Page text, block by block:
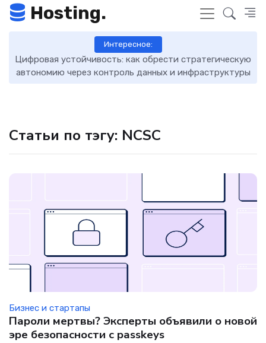
Hosting.
Интересное:
Цифровая устойчивость: как обрести стратегическую
автономию через контроль данных и инфраструктуры
Статьи по тэгу: NCSC
Бизнес и стартапы
Пароли мертвы? Эксперты объявили о новой
эре безопасности с passkeys